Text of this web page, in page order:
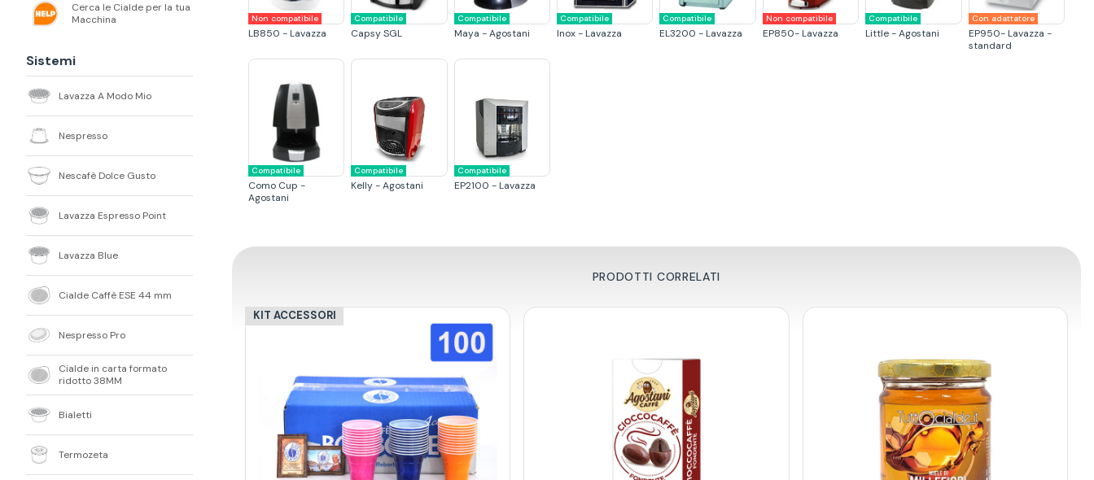
Cerca le Cialde per la tua
Macchina
Sistemi
Lavazza A Modo Mio
Nespresso
Nescafè Dolce Gusto
Lavazza Espresso Point
Lavazza Blue
Cialde Caffè ESE 44 mm
Nespresso Pro
Cialde in carta formato
ridotto 38MM
Bialetti
Termozeta
Non compatibile
LB850 - Lavazza
Compatibile
Capsy SGL
Compatibile
Maya - Agostani
Compatibile
Inox - Lavazza
Compatibile
EL3200 - Lavazza
Non compatibile
EP850- Lavazza
Compatibile
Little - Agostani
Con adattatore
EP950- Lavazza -
standard
Compatibile
Como Cup -
Agostani
Compatibile
Kelly - Agostani
Compatibile
EP2100 - Lavazza
PRODOTTI CORRELATI
KIT ACCESSORI